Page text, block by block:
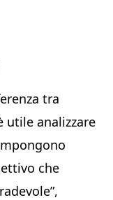
tra
utile analizzare
che